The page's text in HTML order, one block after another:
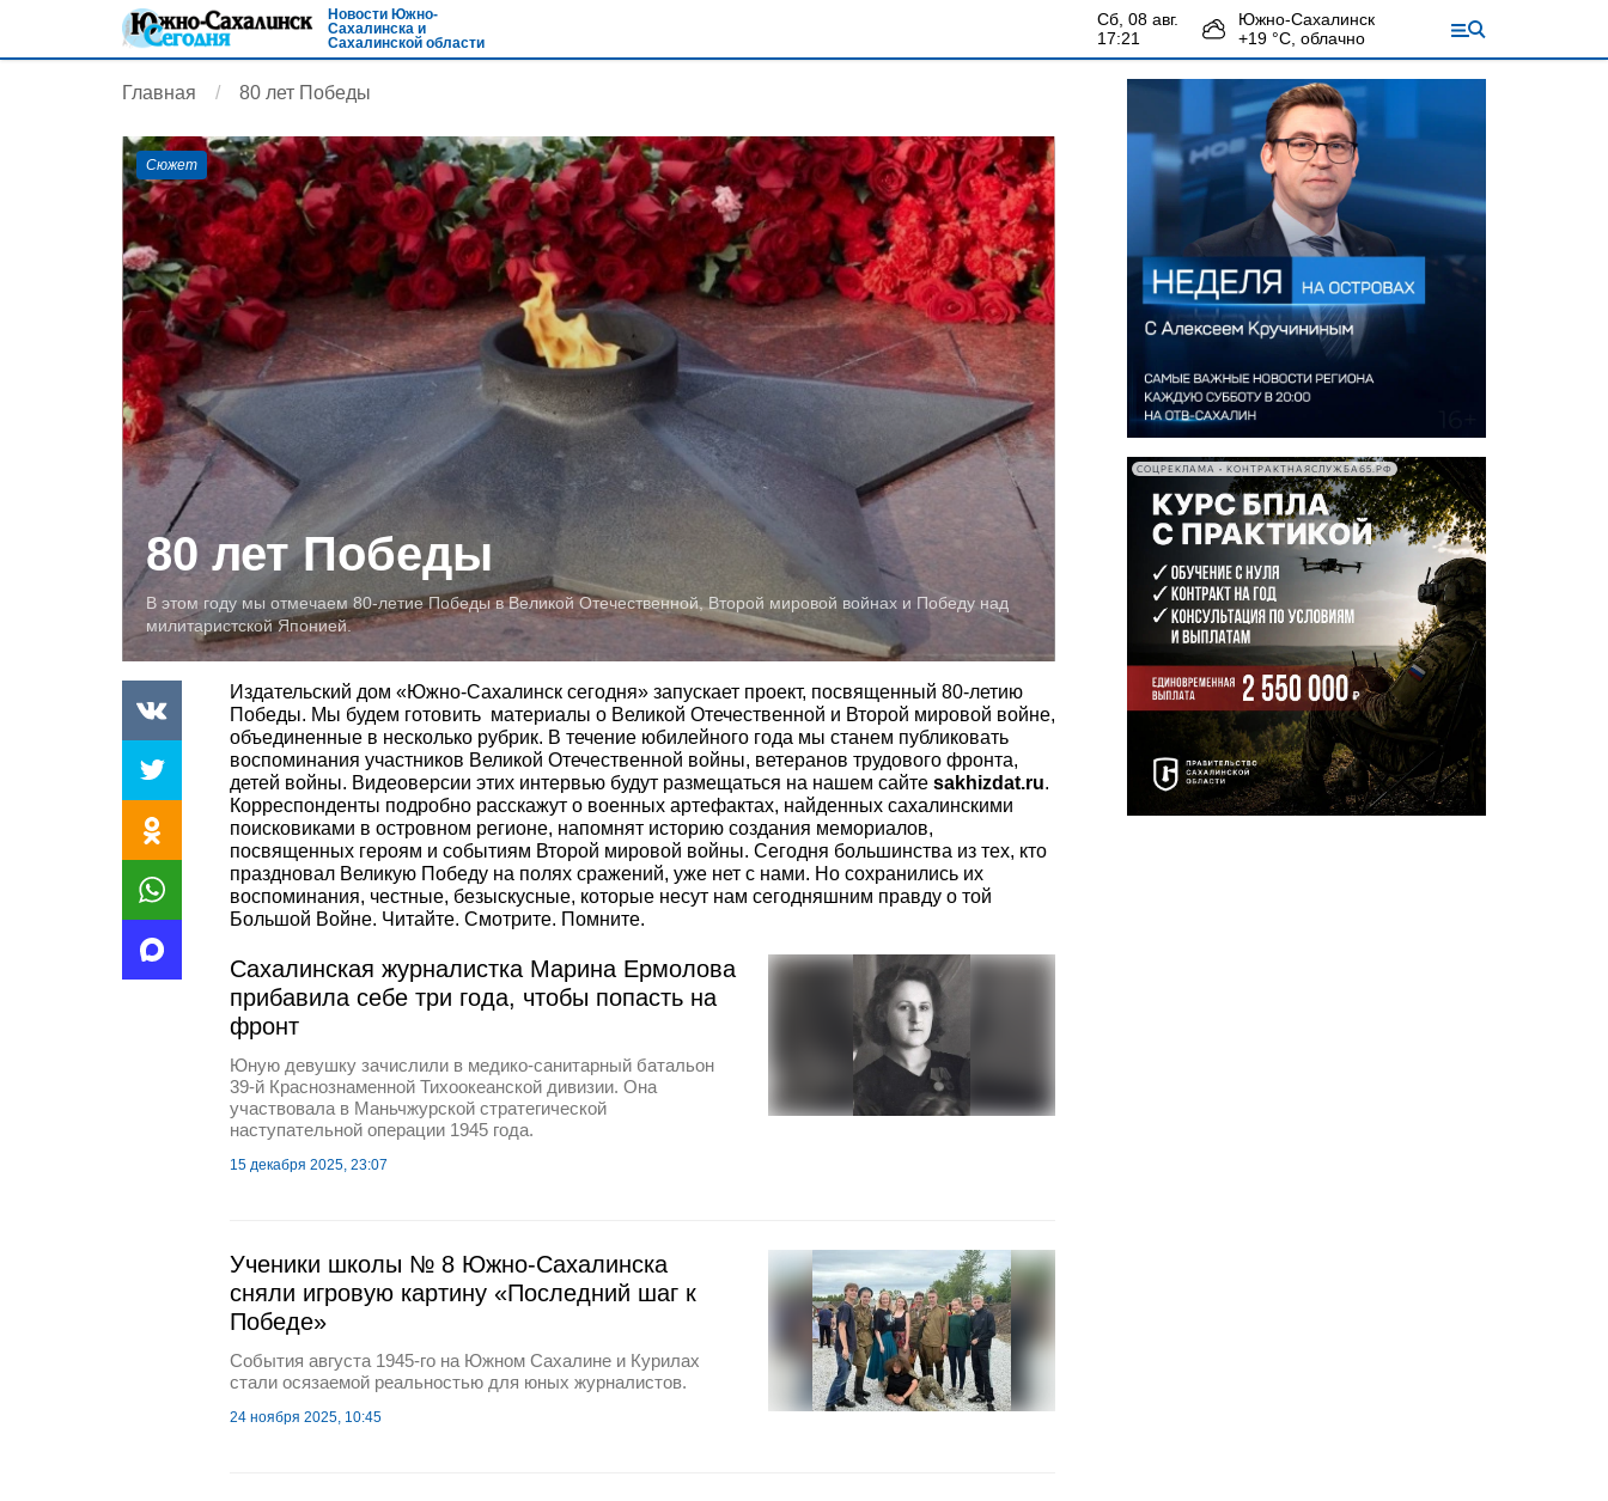
Новости Южно-
Сахалинска и
Сахалинской области
сб, 08 авг.
17:21
Южно-Сахалинск
+19 °С, облачно
Главная 80 лет Победы
Сюжет
80 лет Победы
В этом году мы отмечаем 80-летие Победы в Великой Отечественной, Второй мировой войнах и Победу над
милитаристской Японией.
Издательский дом «Южно-Сахалинск сегодня» запускает проект, посвященный 80-летию
Победы. Мы будем готовить материалы о Великой Отечественной и Второй мировой войне,
объединенные в несколько рубрик. В течение юбилейного года мы станем публиковать
воспоминания участников Великой Отечественной войны, ветеранов трудового фронта,
детей войны. Видеоверсии этих интервью будут размещаться на нашем сайте sakhizdat.ru.
Корреспонденты подробно расскажут о военных артефактах, найденных сахалинскими
поисковиками в островном регионе, напомнят историю создания мемориалов,
посвященных героям и событиям Второй мировой войны. Сегодня большинства из тех, кто
праздновал Великую Победу на полях сражений, уже нет с нами. Но сохранились их
воспоминания, честные, безыскусные, которые несут нам сегодняшним правду о той
Большой Войне. Читайте. Смотрите. Помните.
Сахалинская журналистка Марина Ермолова
прибавила себе три года, чтобы попасть на
фронт
Юную девушку зачислили в медико-санитарный батальон
39-й Краснознаменной Тихоокеанской дивизии. Она
участвовала в Маньчжурской стратегической
наступательной операции 1945 года.
15 декабря 2025, 23:07
Ученики школы № 8 Южно-Сахалинска
сняли игровую картину «Последний шаг к
Победе»
События августа 1945-го на Южном Сахалине и Курилах
стали осязаемой реальностью для юных журналистов.
24 ноября 2025, 10:45
СОЦРЕКЛАМА • КОНТРАКТНАЯСЛУЖБА65.РФ